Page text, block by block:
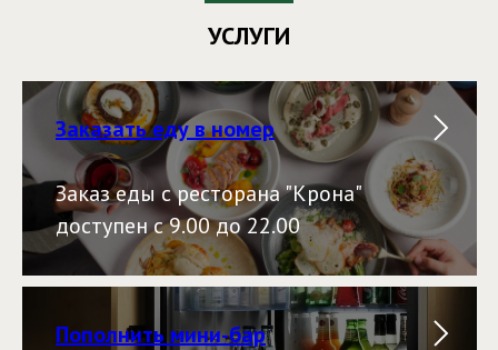
УСЛУГИ
Заказать еду в номер
Заказ еды с ресторана "Крона"
доступен с 9.00 до 22.00
Пополнить мини-бар